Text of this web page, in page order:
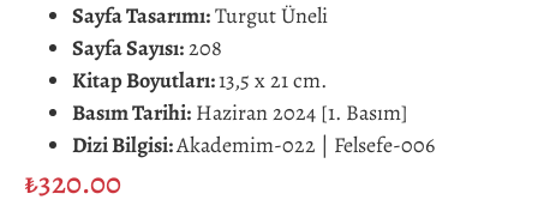
Sayfa Tasarımı:Turgut Üneli
Sayfa Sayısı:208
Kitap Boyutları:13,5 x 21 cm.
Basım Tarihi: Haziran 2024 [1. Basım]
Dizi Bilgisi:Akademim-022 | Felsefe-006
₺320.00